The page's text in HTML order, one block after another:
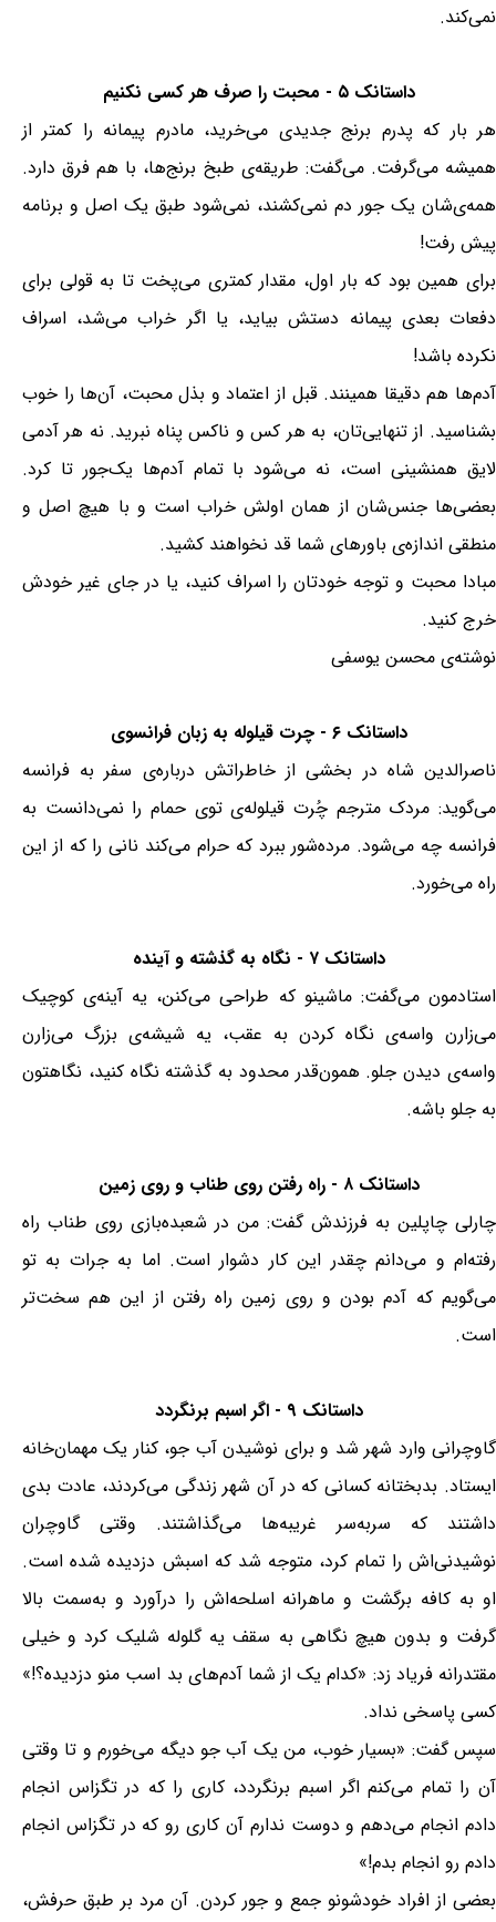
نمی‌کند.
داستانک ۵ - محبت را صرف هر کسی نکنیم
هر بار که پدرم برنج جدیدی می‌خرید، مادرم پیمانه را کمتر از
همیشه می‌گرفت. می‌گفت: طریقه‌ی طبخ برنج‌ها، با هم فرق دارد.
همه‌ی‌شان یک جور دم نمی‌کشند، نمی‌شود طبق یک اصل و برنامه
پیش رفت!
برای همین بود که بار اول، مقدار کمتری می‌پخت تا به قولی برای
دفعات بعدی پیمانه دستش بیاید، یا اگر خراب می‌شد، اسراف
نکرده باشد!
آدم‌ها هم دقیقا همینند. قبل از اعتماد و بذل محبت، آن‌ها را خوب
بشناسید. از تنهایی‌تان، به هر کس و ناکس پناه نبرید. نه هر آدمی
لایق همنشینی است، نه می‌شود با تمام آدم‌ها یک‌جور تا کرد.
بعضی‌ها جنس‌شان از همان اولش خراب است و با هیچ اصل و
منطقی اندازه‌ی باورهای شما قد نخواهند کشید.
مبادا محبت و توجه خودتان را اسراف کنید، یا در جای غیر خودش
خرج کنید.
نوشته‌ی محسن یوسفی
داستانک ۶ - چرت قيلوله به زبان فرانسوی
ناصرالدین شاه در بخشی از خاطراتش درباره‌ی سفر به فرانسه
می‌گوید: مردک مترجم چُرت قيلوله‌ی توی حمام را نمی‌دانست به
فرانسه چه می‌شود. مرده‌شور ببرد كه حرام می‌کند نانی را كه از اين
راه می‌خورد.
داستانک ۷ - نگاه به گذشته و آینده
استادمون می‌گفت: ماشینو که طراحی می‌کنن، یه آینه‌ی کوچیک
می‌زارن واسه‌ی نگاه کردن به عقب، یه شیشه‌ی بزرگ می‌زارن
واسه‌ی دیدن جلو. همون‌قدر محدود به گذشته نگاه کنید، نگاهتون
به جلو باشه.
داستانک ۸ - راه رفتن روی طناب و روی زمین
چارلی چاپلین به فرزندش گفت: من در شعبده‌بازی روی طناب راه
رفته‌ام و می‌دانم چقدر این کار دشوار است. اما به جرات به تو
می‌گویم که آدم بودن و روی زمین راه رفتن از این هم سخت‌تر
است.
داستانک ۹ - اگر اسبم برنگردد
گاوچرانی وارد شهر شد و برای نوشیدن آب جو، کنار یک مهمان‌خانه
ایستاد. بدبختانه کسانی که در آن شهر زندگی می‌کردند، عادت بدی
داشتند که سربه‌سر غریبه‌ها می‌گذاشتند. وقتی گاوچران
نوشیدنی‌اش را تمام کرد، متوجه شد که اسبش دزدیده شده است.
او به کافه برگشت و ماهرانه اسلحه‌اش را درآورد و به‌سمت بالا
گرفت و بدون هیچ نگاهی به سقف یه گلوله شلیک کرد و خیلی
مقتدرانه فریاد زد: «کدام یک از شما آدم‌های بد اسب منو دزدیده؟!»
کسی پاسخی نداد.
سپس گفت: «بسیار خوب، من یک آب جو دیگه می‌خورم و تا وقتی
آن را تمام می‌کنم اگر اسبم برنگردد، کاری را که در تگزاس انجام
دادم انجام می‌دهم و دوست ندارم آن کاری رو که در تگزاس انجام
دادم رو انجام بدم!»
بعضی از افراد خودشونو جمع و جور کردن. آن مرد بر طبق حرفش،